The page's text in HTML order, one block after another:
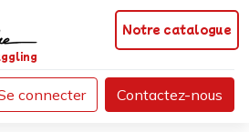
Notre catalogue
connecter Contactez-nous